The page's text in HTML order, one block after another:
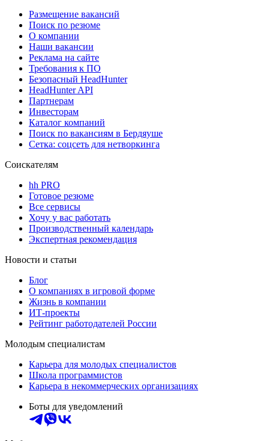
Размещение вакансий
Поиск по резюме
О компании
Наши вакансии
Реклама на сайте
Требования к ПО
Безопасный HeadHunter
HeadHunter API
Партнерам
Инвесторам
Каталог компаний
Поиск по вакансиям в Бердяуше
Сетка: соцсеть для нетворкинга
Соискателям
hh PRO
Готовое резюме
Все сервисы
Хочу у вас работать
Производственный календарь
Экспертная рекомендация
Новости и статьи
Блог
О компаниях в игровой форме
Жизнь в компании
ИТ-проекты
Рейтинг работодателей России
Молодым специалистам
Карьера для молодых специалистов
Школа программистов
Карьера в некоммерческих организациях
Боты для уведомлений